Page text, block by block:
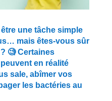
une tâche simple
mais êtes-vous sûr
🧐 Certaines
en réalité
sale, abîmer vos
les bactéries au